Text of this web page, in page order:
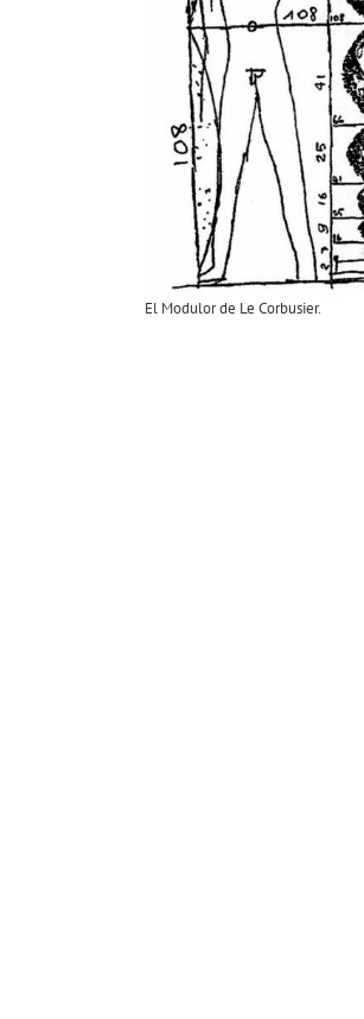
El Modulor de Le Corbusier.